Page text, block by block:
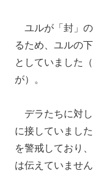
ユルが「封」
るため、ユルの
としていました
が）。
デラたちに対
に接していまし
を警戒しており
は伝えていません